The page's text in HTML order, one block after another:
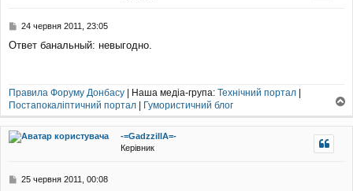
П
в
м
л
е
н
н
24 червня 2011, 23:05
Ответ банальный: невыгодно.
Правила Форуму Донбасу | Наша медіа-група: Технічний портал
Постапокаліптичний портал
Гумористичний блог
о
г
-=GadzzillA=-
Керівник
П25 червня 2011, 00:08